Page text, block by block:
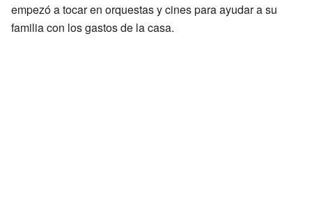
empezó a tocar en orquestas y cines para ayudar a su
familia con los gastos de la casa.